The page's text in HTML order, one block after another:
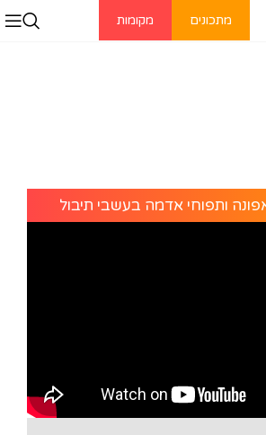
מתכונים מקומות
ותפוחי אדמה בעשבי תיבול